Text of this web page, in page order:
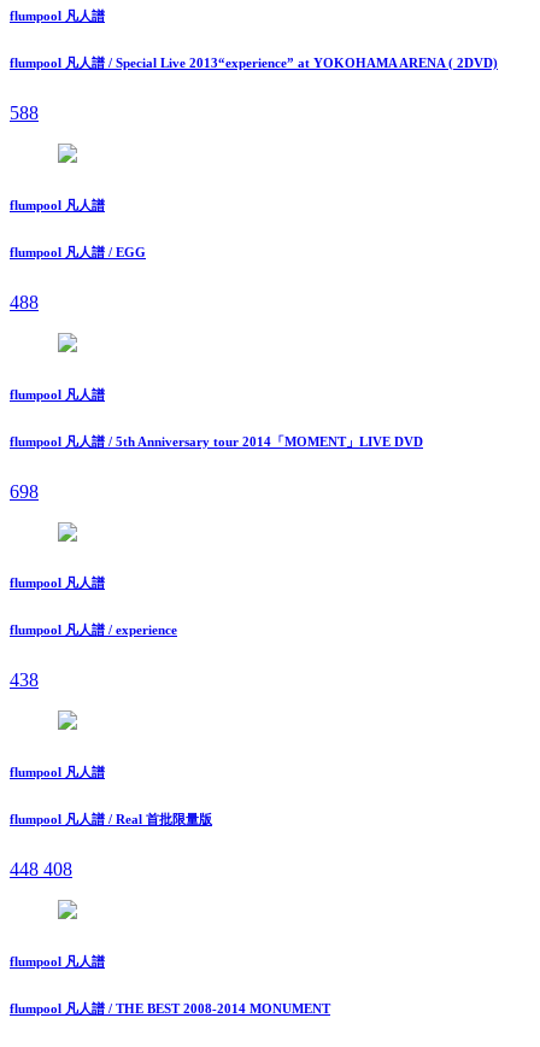
flumpool 凡人譜
flumpool 凡人譜 / Special Live 2013“experience” at YOKOHAMA ARENA ( 2DVD)
588
flumpool 凡人譜
flumpool 凡人譜 / EGG
488
flumpool 凡人譜
flumpool 凡人譜 / 5th Anniversary tour 2014「MOMENT」LIVE DVD
698
flumpool 凡人譜
flumpool 凡人譜 / experience
438
flumpool 凡人譜
flumpool 凡人譜 / Real 首批限量版
448 408
flumpool 凡人譜
flumpool 凡人譜 / THE BEST 2008-2014 MONUMENT